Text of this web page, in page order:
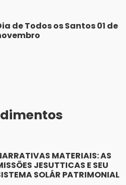
de Todos os Santos 01 de
MATERIAIS: AS
JESUTTICAS E SEU
SOLÁR PATRIMONIAL